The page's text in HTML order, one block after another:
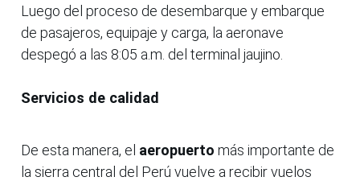
Luego del proceso de desembarque y embarque
de pasajeros, equipaje y carga, la aeronave
despegó a las 8:05 a.m. del terminal jaujino.
Servicios de calidad
De esta manera, el aeropuerto más importante de
la sierra central del Perú vuelve a recibir vuelos